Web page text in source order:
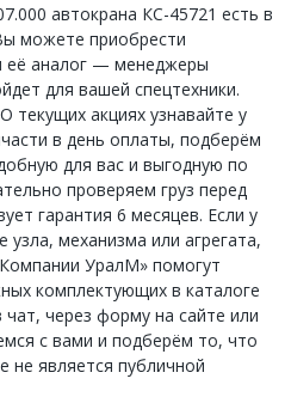
автокрана КС-45721 есть в
можете приобрести
её аналог — менеджеры
для вашей спецтехники.
текущих акциях узнавайте у
в день оплаты, подберём
для вас и выгодную по
проверяем груз перед
гарантия 6 месяцев. Если у
механизма или агрегата,
УралМ» помогут
комплектующих в каталоге
через форму на сайте или
с вами и подберём то, что
не является публичной